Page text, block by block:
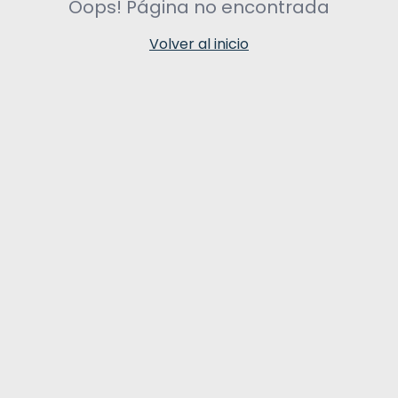
Oops! Página no encontrada
Volver al inicio